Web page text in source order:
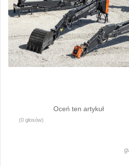
Oceń ten artykuł
(0 głosów)